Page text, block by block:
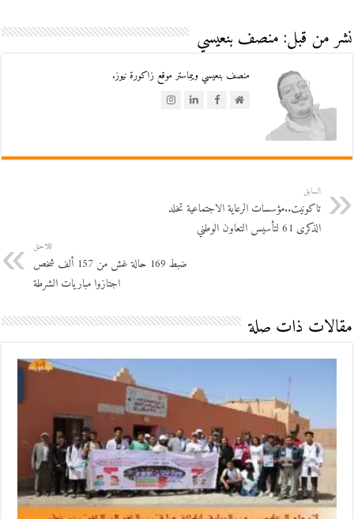
نشر من قبل: منصف بنعيسي
منصف بنعيسي ويبماستر موقع زاكورة نيوز.
السابق
تاكونيت..مؤسسات الرعاية الاجتماعية تخلد
الذكرى 61 لتأسيس التعاون الوطني
اللاحق
ضبط 169 حالة غش من 157 ألف شخص
اجتازوا مباريات الشرطة
مقالات ذات صلة